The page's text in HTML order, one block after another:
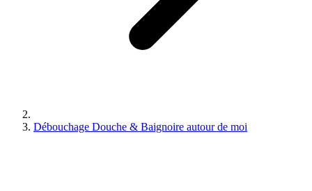
Débouchage Douche & Baignoire autour de moi